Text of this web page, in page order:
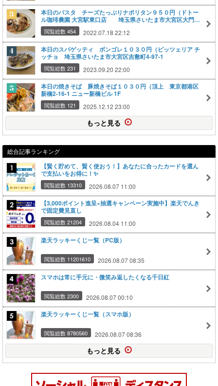
本日のパスタ チーズたっぷりナポリタン９５０円（ドトー
ル珈琲農園 大宮駅東口店 埼玉県さいたま市大宮区大門町
1-94 やすなビル 2F
閲覧総数 454 2022.07.18 22:12
本日のスパゲッティ ボンゴレ１０３０円（ピッツェリア チ
ッチョ 埼玉県さいたま市大宮区吉敷町4-97-1
閲覧総数 231 2023.09.20 22:00
本日の焼きそば 豚焼きそば１０３０円（頂上 東京都港区
新橋2-16-1 ニュー新橋ビル 1F
閲覧総数 121 2025.12.12 23:00
もっと見る
総合記事ランキング
【賢く貯めて、賢く使おう！】あなたに合ったカードを選ん
で支払いをお得に！✨
閲覧総数 13310 2026.08.07 11:00
【3,000ポイント進呈×抽選キャンペーン実施中】楽天でんき
で固定費見直し
閲覧総数 21204 2026.08.04 11:00
楽天ラッキーくじ一覧（PC版）
閲覧総数 11201610 2026.08.07 08:35
スマホは常に手元に・微笑み返したくなる千日紅
閲覧総数 2300 2026.08.07 00:10
楽天ラッキーくじ一覧（スマホ版）
閲覧総数 8780560 2026.08.07 08:36
もっと見る